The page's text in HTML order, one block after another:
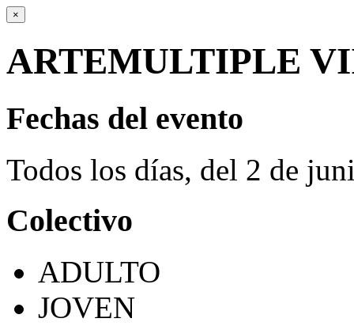
×
ARTEMULTIPLE
Fechas del evento
Todos los días, del 2 de
Colectivo
ADULTO
JOVEN